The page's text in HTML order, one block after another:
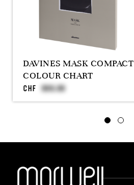
DAVINES MASK COMPACT
COLOUR CHART
CHF